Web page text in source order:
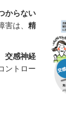
からない
害は、 精
交感神経
ントロー